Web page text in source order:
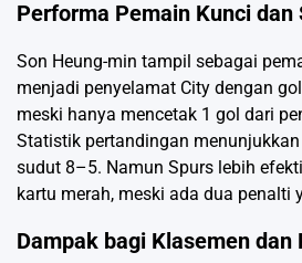
Performa Pemain Kunci
Son Heung-min tampil sebagai
menjadi penyelamat City dengan
meski hanya mencetak 1 gol dari
Statistik pertandingan
sudut 8–5. Namun Spurs lebih
kartu merah, meski ada dua
Dampak bagi Klasemen dan